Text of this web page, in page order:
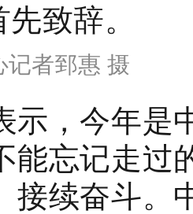
致辞。
记者郅惠 摄
示，今年是
能忘记走过
接续奋斗。